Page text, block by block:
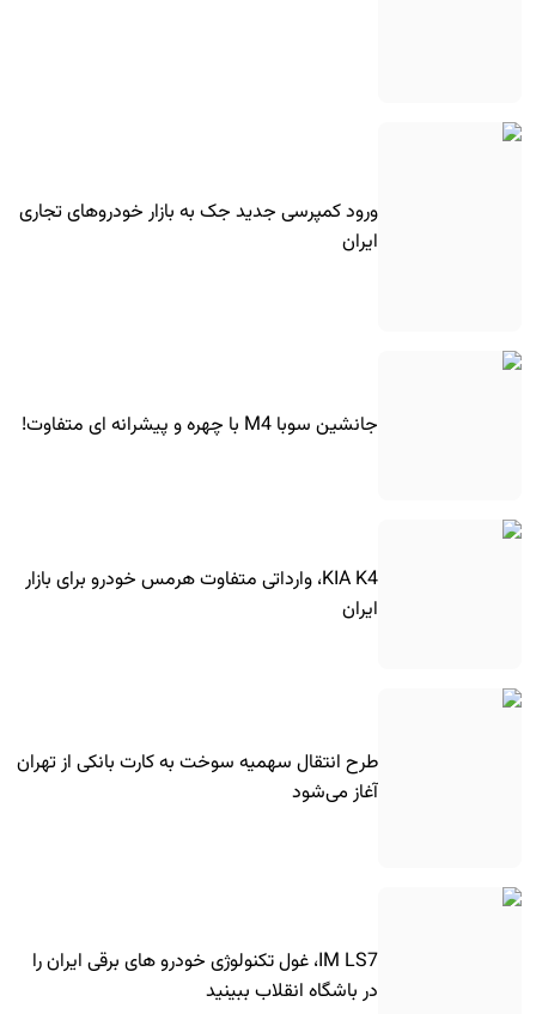
ورود کمپرسی جدید جک به بازار خودروهای تجاری
ایران
جانشین سوبا M4 با چهره و پیشرانه ای متفاوت!
KIA K4، وارداتی متفاوت هرمس خودرو برای بازار
ایران
طرح انتقال سهمیه سوخت به کارت بانکی از تهران
آغاز می‌شود
IM LS7، غول تکنولوژی خودرو های برقی ایران را
در باشگاه انقلاب ببینید